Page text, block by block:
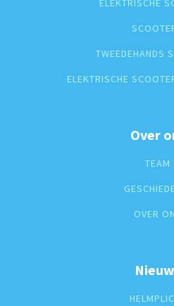
ELEKTRISCHE
TWEEDEHANDS
ELEKTRISCHE
Over
TEAM
OVER